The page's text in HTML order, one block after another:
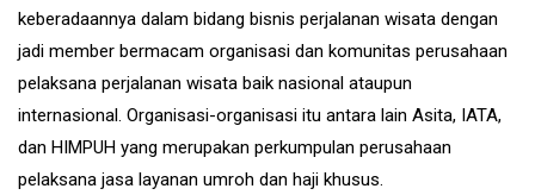
keberadaannya dalam bidang bisnis perjalanan wisata dengan
jadi member bermacam organisasi dan komunitas perusahaan
pelaksana perjalanan wisata baik nasional ataupun
internasional. Organisasi-organisasi itu antara lain Asita, IATA,
dan HIMPUH yang merupakan perkumpulan perusahaan
pelaksana jasa layanan umroh dan haji khusus.